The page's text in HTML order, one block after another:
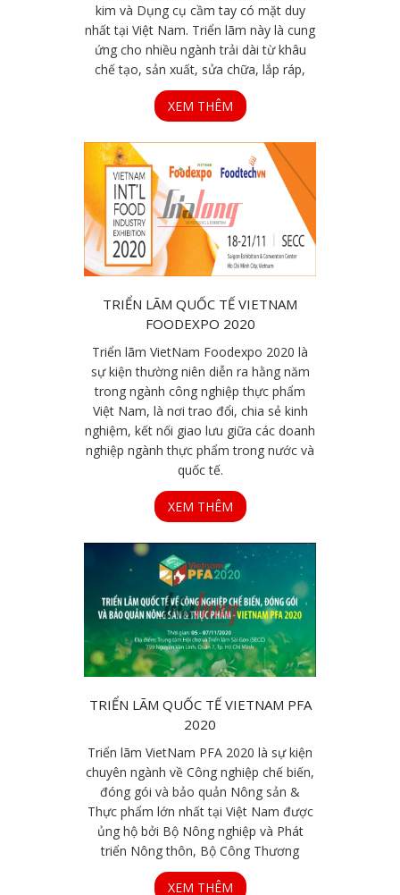
kim và Dụng cụ cầm tay có mặt duy
nhất tại Việt Nam. Triển lãm này là cung
ứng cho nhiều ngành trải dài từ khâu
chế tạo, sản xuất, sửa chữa, lắp ráp,
XEM THÊM
TRIỂN LÃM QUỐC TẾ VIETNAM
FOODEXPO 2020
Triển lãm VietNam Foodexpo 2020 là
sự kiện thường niên diễn ra hằng năm
trong ngành công nghiệp thực phẩm
Việt Nam, là nơi trao đổi, chia sẻ kinh
nghiệm, kết nối giao lưu giữa các doanh
nghiệp ngành thực phẩm trong nước và
quốc tế.
XEM THÊM
TRIỂN LÃM QUỐC TẾ VIETNAM PFA
2020
Triển lãm VietNam PFA 2020 là sự kiện
chuyên ngành về Công nghiệp chế biến,
đóng gói và bảo quản Nông sản &
Thực phẩm lớn nhất tại Việt Nam được
ủng hộ bởi Bộ Nông nghiệp và Phát
triển Nông thôn, Bộ Công Thương
XEM THÊM